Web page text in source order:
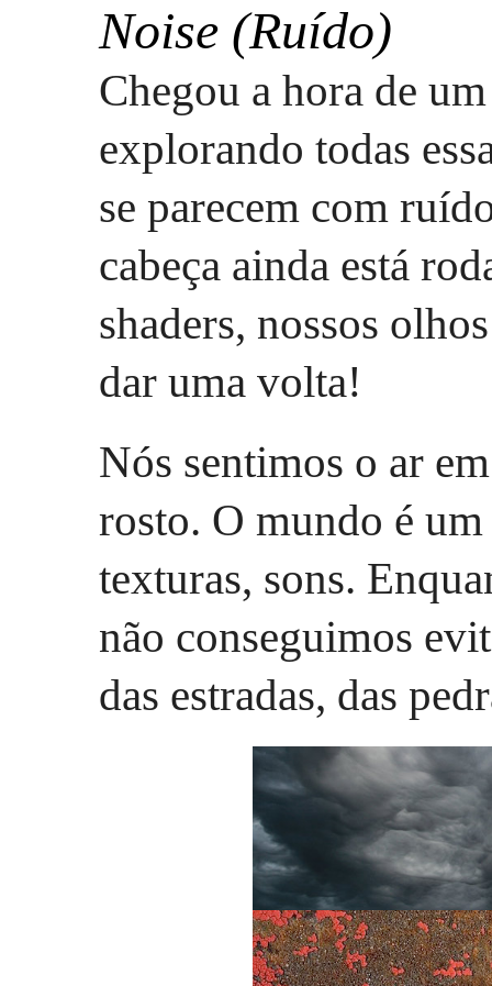
Noise (Ruído)
Chegou a hora de
explorando todas
se parecem com
cabeça ainda está
shaders, nossos
dar uma volta!
Nós sentimos o ar
rosto. O mundo é
texturas, sons.
não conseguimos
das estradas, das